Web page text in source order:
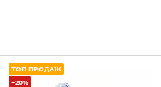
ТОП ПРОДАЖ
−20%